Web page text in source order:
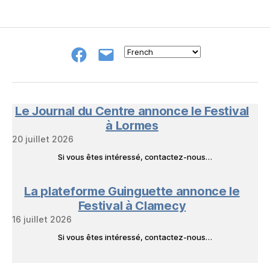
Groupe
NeL
E-
à
Livres
Le Journal du Centre annonce le Festival
à Lormes
20 juillet 2026
Si vous êtes intéressé, contactez-nous…
La plateforme Guinguette annonce le
Festival à Clamecy
16 juillet 2026
Si vous êtes intéressé, contactez-nous…